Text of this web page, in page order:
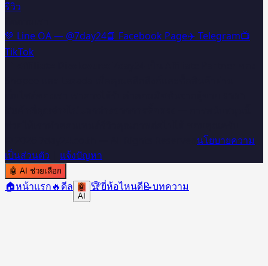
รีวิว
💚 Line OA — @7day24📘 Facebook Page✈️ Telegram📺
TikTok
นโยบายความ
เป็นส่วนตัว
แจ้งปัญหา
🤖 AI ช่วยเลือก
🏠หน้าแรก🔥ดีล
🤖
AI
🏆ยี่ห้อไหนดี📝บทความ